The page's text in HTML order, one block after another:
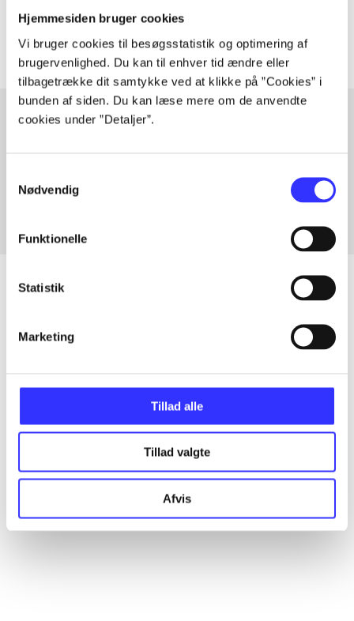
Hjemmesiden bruger cookies
Vi bruger cookies til besøgsstatistik og optimering af
brugervenlighed. Du kan til enhver tid ændre eller
tilbagetrække dit samtykke ved at klikke på ”Cookies” i
bunden af siden. Du kan læse mere om de anvendte
cookies under ”Detaljer”.
Nødvendig
Funktionelle
Statistik
Marketing
Tillad alle
Tillad valgte
Afvis
Artiklerne i handler ofte om
Artikler